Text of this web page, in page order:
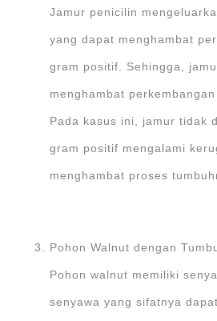
Jamur penicilin
yang dapat menghambat
gram positif. Sehingga,
menghambat
Pada kasus ini, jamur tidak
gram positif mengalami
menghambat proses
Pohon Walnut dengan
Pohon walnut memiliki
senyawa yang sifatnya